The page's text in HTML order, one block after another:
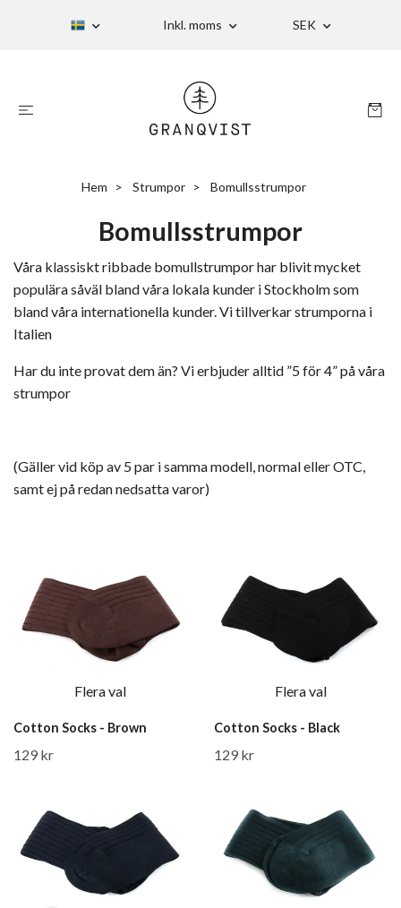
Inkl. moms SEK
Hem Strumpor Bomullsstrumpor
Bomullsstrumpor
Våra klassiskt ribbade bomullstrumpor har blivit mycket
populära såväl bland våra lokala kunder i Stockholm som
bland våra internationella kunder. Vi tillverkar strumporna i
Italien
Har du inte provat dem än? Vi erbjuder alltid ”5 för 4” på våra
strumpor
(Gäller vid köp av 5 par i samma modell, normal eller OTC,
samt ej på redan nedsatta varor)
Flera val
Cotton Socks - Brown
129 kr
Flera val
Cotton Socks - Black
129 kr